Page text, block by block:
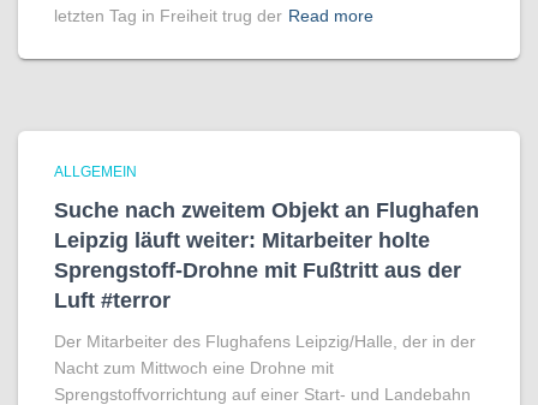
letzten Tag in Freiheit trug der Read more
ALLGEMEIN
Suche nach zweitem Objekt an Flughafen
Leipzig läuft weiter: Mitarbeiter holte
Sprengstoff-Drohne mit Fußtritt aus der
Luft #terror
Der Mitarbeiter des Flughafens Leipzig/Halle, der in der
Nacht zum Mittwoch eine Drohne mit
Sprengstoffvorrichtung auf einer Start- und Landebahn